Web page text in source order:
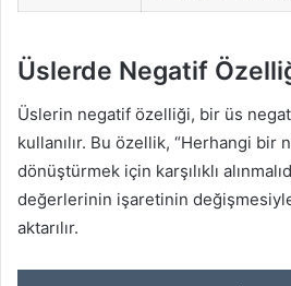
Üslerde Negatif
Üslerin negatif özelliği, bir üs
kullanılır. Bu özellik, “Herhangi
dönüştürmek için karşılıklı
değerlerinin işaretinin
aktarılır.